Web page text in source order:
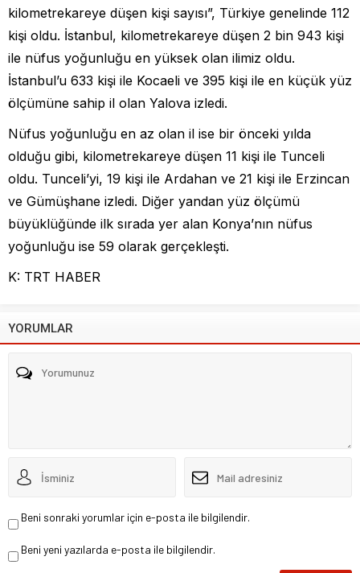
kilometrekareye düşen kişi sayısı”, Türkiye genelinde 112
kişi oldu. İstanbul, kilometrekareye düşen 2 bin 943 kişi
ile nüfus yoğunluğu en yüksek olan ilimiz oldu.
İstanbul’u 633 kişi ile Kocaeli ve 395 kişi ile en küçük yüz
ölçümüne sahip il olan Yalova izledi.
Nüfus yoğunluğu en az olan il ise bir önceki yılda
olduğu gibi, kilometrekareye düşen 11 kişi ile Tunceli
oldu. Tunceli’yi, 19 kişi ile Ardahan ve 21 kişi ile Erzincan
ve Gümüşhane izledi. Diğer yandan yüz ölçümü
büyüklüğünde ilk sırada yer alan Konya’nın nüfus
yoğunluğu ise 59 olarak gerçekleşti.
K: TRT HABER
YORUMLAR
Beni sonraki yorumlar için e-posta ile bilgilendir.
Beni yeni yazılarda e-posta ile bilgilendir.